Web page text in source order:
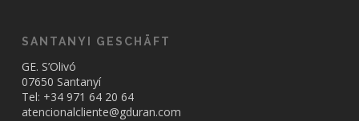
SANTANYI GESCHÄFT
GE. S’Olivó
07650 Santanyí
Tel: +34 971 64 20 64
atencionalcliente@gduran.com